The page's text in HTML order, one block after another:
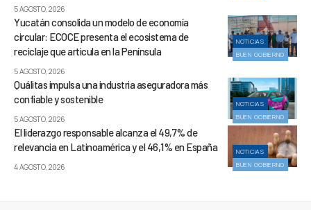
5 AGOSTO, 2026
NOTICIAS
BUEN GOBIERNO
Yucatán consolida un modelo de economía
circular: ECOCE presenta el ecosistema de
reciclaje que articula en la Península
5 AGOSTO, 2026
NOTICIAS
BUEN GOBIERNO
Quálitas impulsa una industria aseguradora más
confiable y sostenible
5 AGOSTO, 2026
NOTICIAS
BUEN GOBIERNO
El liderazgo responsable alcanza el 49,7% de
relevancia en Latinoamérica y el 46,1% en España
4 AGOSTO, 2026